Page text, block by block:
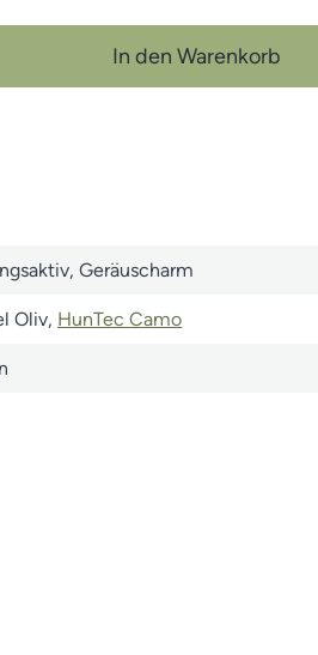
Wert ein
In den Warenkorb
, Geräuscharm
Oliv, HunTec Camo